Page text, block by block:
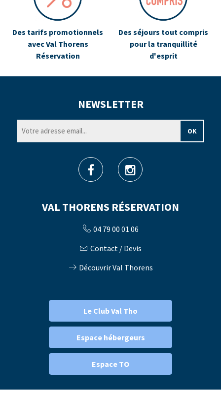
Des tarifs promotionnels
avec Val Thorens
Réservation
Des séjours tout compris
pour la tranquillité
d'esprit
VAL THORENS RÉSERVATION
04 79 00 01 06
Contact / Devis
Découvrir Val Thorens
NEWSLETTER
Le Club Val Tho
Espace hébergeurs
Espace TO